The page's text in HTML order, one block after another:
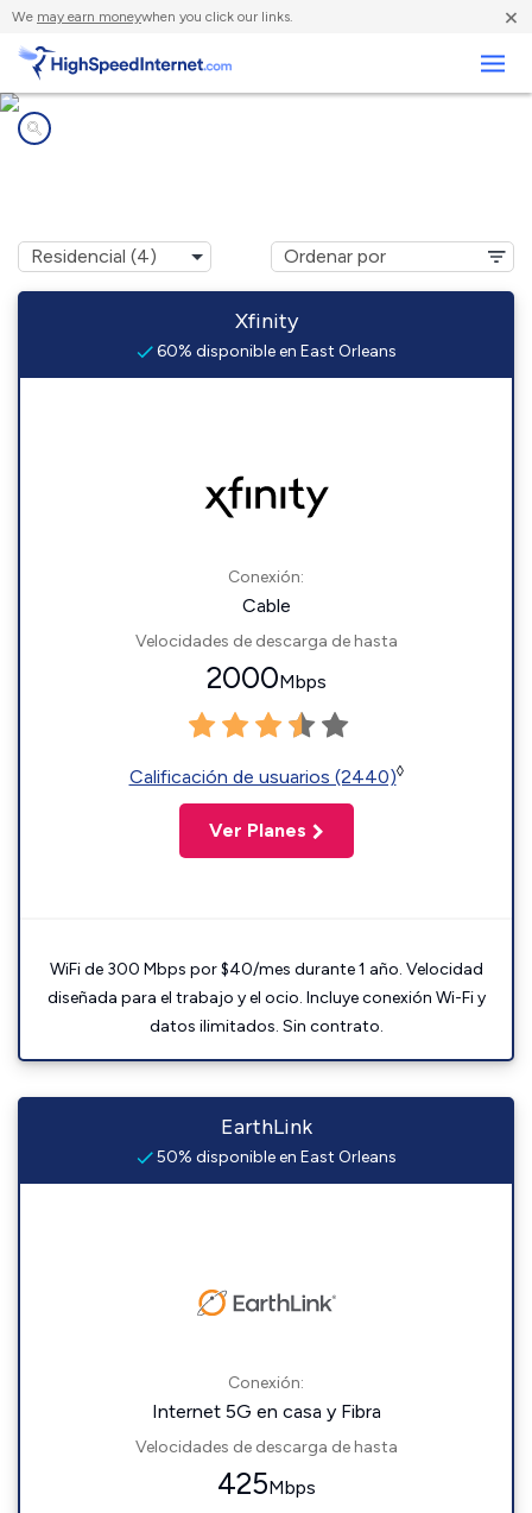
We may earn moneywhen you click our links. ×
Xfinity
60% disponible en East Orleans
Conexión:
Cable
Velocidades de descarga de hasta
2000Mbps
Calificación de usuarios (2440)◊
Ver Planes
WiFi de 300 Mbps por $40/mes durante 1 año. Velocidad
diseñada para el trabajo y el ocio. Incluye conexión Wi-Fi y
datos ilimitados. Sin contrato.
EarthLink
50% disponible en East Orleans
Conexión:
Internet 5G en casa y Fibra
Velocidades de descarga de hasta
425Mbps